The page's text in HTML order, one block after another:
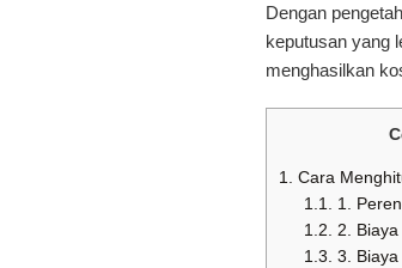
Dengan
keputusan yang
menghasilkan
1.
Cara
1.1.
1.
1.2.
2. Biaya
1.3. 3.